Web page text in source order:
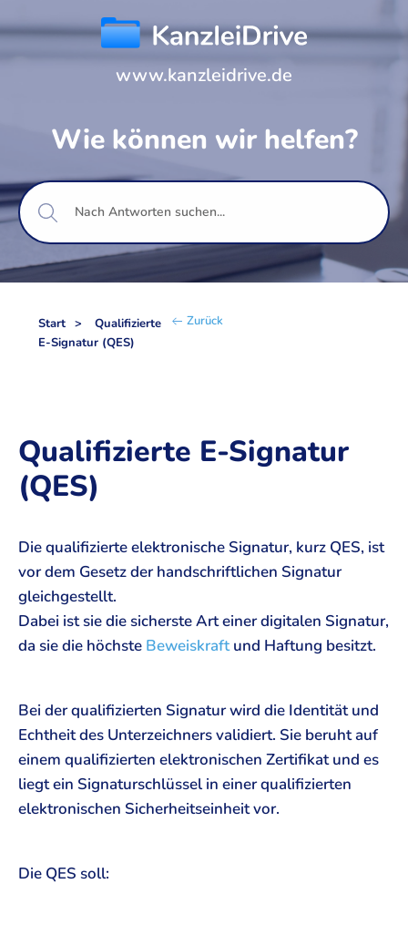
www.kanzleidrive.de
Wie können wir helfen?
Zurück
Start
Qualifizierte
E-Signatur (QES)
Qualifizierte E-Signatur
(QES)
Die qualifizierte elektronische Signatur, kurz QES, ist
vor dem Gesetz der handschriftlichen Signatur
gleichgestellt.
Dabei ist sie die sicherste Art einer digitalen Signatur,
da sie die höchste Beweiskraftund Haftung besitzt.
Bei der qualifizierten Signatur wird die Identität und
Echtheit des Unterzeichners validiert. Sie beruht auf
einem qualifizierten elektronischen Zertifikat und es
liegt ein Signaturschlüssel in einer qualifizierten
elektronischen Sicherheitseinheit vor.
Die QES soll: